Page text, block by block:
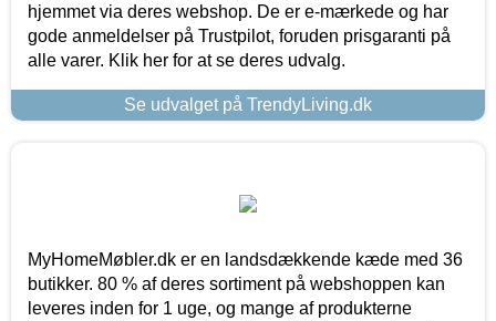
hjemmet via deres webshop. De er e-mærkede og har
gode anmeldelser på Trustpilot, foruden prisgaranti på
alle varer. Klik her for at se deres udvalg.
Se udvalget på TrendyLiving.dk
MyHomeMøbler.dk er en landsdækkende kæde med 36
butikker. 80 % af deres sortiment på webshoppen kan
leveres inden for 1 uge, og mange af produkterne